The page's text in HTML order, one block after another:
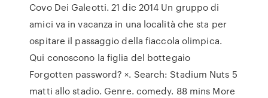
Covo Dei Galeotti. 21 dic 2014 Un gruppo di
amici va in vacanza in una località che sta per
ospitare il passaggio della fiaccola olimpica.
Qui conoscono la figlia del bottegaio
Forgotten password? ×. Search: Stadium Nuts 5
matti allo stadio. Genre. comedy. 88 mins More